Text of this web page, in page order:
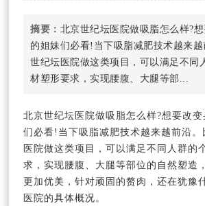
摘要： 北京世纪坛医院做吸脂怎么样?
的姐妹们必看!当下吸脂减肥技术越来
世纪坛医院做这类项目，可以满足不同
材塑形要求，实现腰腹、大腿等部...
北京世纪坛医院做吸脂怎么样?想要改
们必看!当下吸脂减肥技术越来越前沿。
医院做这类项目，可以满足不同人群的
求，实现腰腹、大腿等部位的自然塑造
更加优美，针对顽固的赘肉，还在犹豫
医院的具体概况。